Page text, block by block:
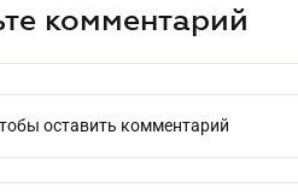
комментарий
оставить комментарий